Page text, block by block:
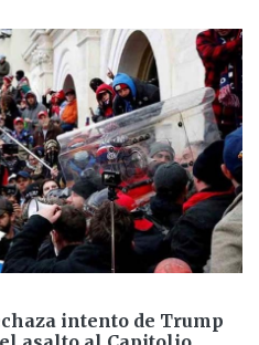
intento de Trump